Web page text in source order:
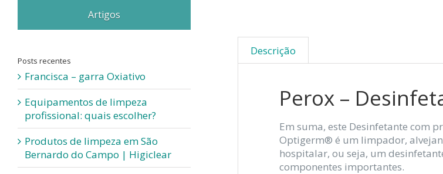
Descrição
Perox –
Em suma, este Desinfetante com
Optigerm® é um limpador,
hospitalar, ou seja, um
componentes importantes.
Artigos
Posts recentes
Francisca – garra Oxiativo
Equipamentos de limpeza
profissional: quais escolher?
Produtos de limpeza em São
Bernardo do Campo | Higiclear